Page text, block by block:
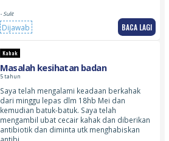
- Sulit
Dijawab BACA LAGI
Kahak
Masalah kesihatan badan
5 tahun
Saya telah mengalami keadaan berkahak
dari minggu lepas dlm 18hb Mei dan
kemudian batuk-batuk. Saya telah
mengambil ubat cecair kahak dan diberikan
antibiotik dan diminta utk menghabiskan
antibi…